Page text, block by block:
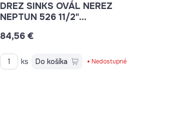
DREZ SINKS OVÁL NEREZ
NEPTUN 526 11/2"
84,56 €
ks Do košíka Nedostupné